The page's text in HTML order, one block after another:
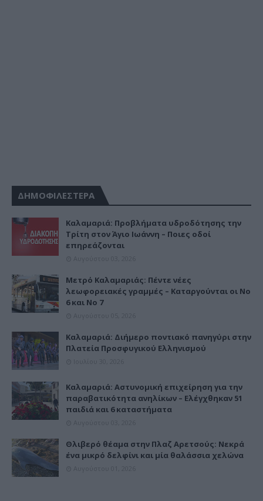
ΔΗΜΟΦΙΛΕΣΤΕΡΑ
Καλαμαριά: Προβλήματα υδροδότησης την
Τρίτη στον Άγιο Ιωάννη – Ποιες οδοί
επηρεάζονται
Μετρό Καλαμαριάς: Πέντε νέες
λεωφορειακές γραμμές – Καταργούνται οι Νο
6 και Νο 7
Καλαμαριά: Διήμερο ποντιακό πανηγύρι στην
Πλατεία Προσφυγικού Ελληνισμού
Καλαμαριά: Αστυνομική επιχείρηση για την
παραβατικότητα ανηλίκων – Ελέγχθηκαν 51
παιδιά και 6 καταστήματα
Θλιβερό θέαμα στην Πλαζ Αρετσούς: Νεκρά
ένα μικρό δελφίνι και μία θαλάσσια χελώνα